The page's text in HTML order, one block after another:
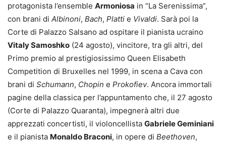
protagonista l’ensemble Armoniosa in “La Serenissima”,
con brani di Albinoni, Bach, Platti e Vivaldi. Sarà poi la
Corte di Palazzo Salsano ad ospitare il pianista ucraino
Vitaly Samoshko (24 agosto), vincitore, tra gli altri, del
Primo premio al prestigiosissimo Queen Elisabeth
Competition di Bruxelles nel 1999, in scena a Cava con
brani di Schumann, Chopin e Prokofiev. Ancora immortali
pagine della classica per l’appuntamento che, il 27 agosto
(Corte di Palazzo Quaranta), impegnerà altri due
apprezzati concertisti, il violoncellista Gabriele Geminiani
e il pianista Monaldo Braconi, in opere di Beethoven,